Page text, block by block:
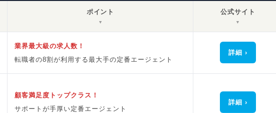
ポイント
▼
公式サイト
▼
業界最大級の求人数！
転職者の8割が利用する最大手の定番エージェント
詳細
顧客満足度トップクラス！
サポートが手厚い定番エージェント
詳細